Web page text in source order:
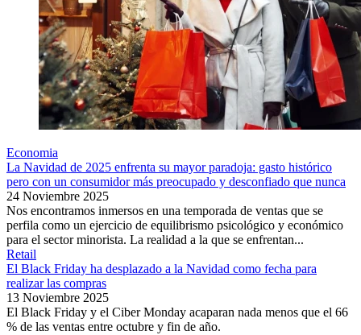
Economia
La Navidad de 2025 enfrenta su mayor paradoja: gasto histórico
pero con un consumidor más preocupado y desconfiado que nunca
24 Noviembre 2025
Nos encontramos inmersos en una temporada de ventas que se
perfila como un ejercicio de equilibrismo psicológico y económico
para el sector minorista. La realidad a la que se enfrentan...
Retail
El Black Friday ha desplazado a la Navidad como fecha para
realizar las compras
13 Noviembre 2025
El Black Friday y el Ciber Monday acaparan nada menos que el 66
% de las ventas entre octubre y fin de año.